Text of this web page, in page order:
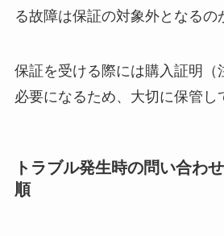
る故障は保証の対象外となるの
保証を受ける際には購入証明（
必要になるため、大切に保管し
トラブル発生時の問い合わ
順